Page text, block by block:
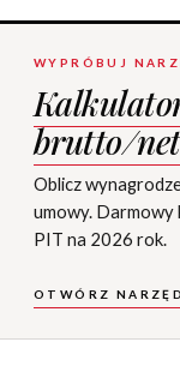
WYPRÓBUJ
brutto/
Oblicz
umowy. Darmowy
PIT na 2026 rok.
OTWÓRZ